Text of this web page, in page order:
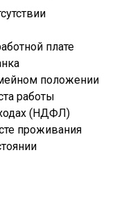
плате
положении
работы
(НДФЛ)
проживания